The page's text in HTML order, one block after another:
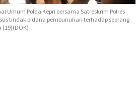
Umum Polda Kepri bersama Satreskrim Polres
tindak pidana pembunuhan terhadap seorang
(19)(DOK)